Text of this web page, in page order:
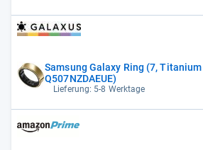
Samsung Galaxy Ring (7,
Q507NZDAEUE)
Lieferung: 5-8 Werktage